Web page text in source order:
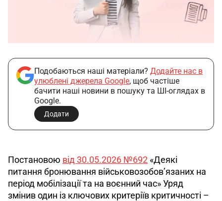
Подобаються наші матеріали? Додайте нас в
улюблені джерела Google, щоб частіше
бачити наші новини в пошуку та ШІ-оглядах в
Google.
Додати
Постановою від 30.05.2026 №692 «Деякі
питання бронювання військовозобов’язаних на
період мобілізації та на воєнний час» Уряд
змінив один із ключових критеріїв критичності –